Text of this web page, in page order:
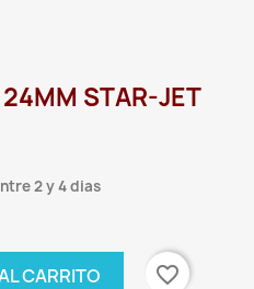
STAR-JET
2 y 4 dias
CARRITO
favorite_border